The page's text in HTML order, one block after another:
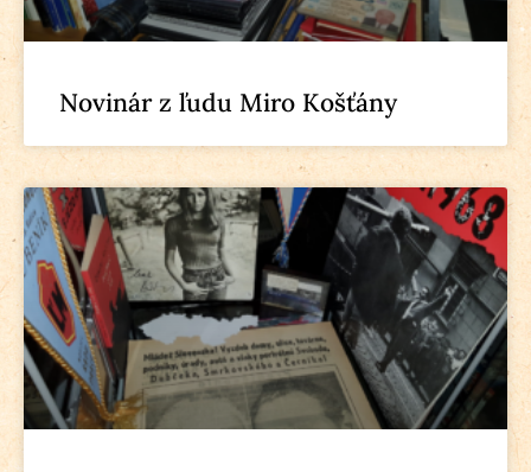
Novinár z ľudu Miro Košťány